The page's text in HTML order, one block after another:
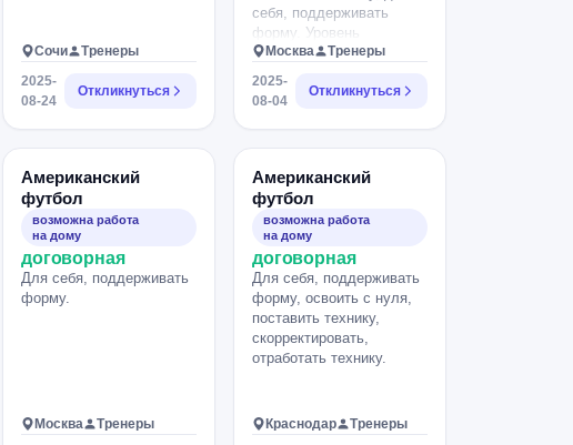
Сочи
Тренеры
2025-
08-24
Откликнуться
себя, поддерживать
форму. Уровень
подготовки: Новичок.
Москва
Тренеры
2025-
08-04
Откликнуться
Американский
футбол
возможна работа
на дому
договорная
Для себя, поддерживать
форму.
Москва
Тренеры
Американский
футбол
возможна работа
на дому
договорная
Для себя, поддерживать
форму, освоить с нуля,
поставить технику,
скорректировать,
отработать технику.
Краснодар
Тренеры